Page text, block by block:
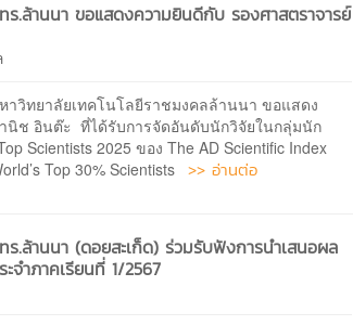
ร.ล้านนา ขอแสดงความยินดีกับ รองศาสตราจารย์
าวิทยาลัยเทคโนโลยีราชมงคลล้านนา ขอแสดง
นิช อินต๊ะ ที่ได้รับการจัดอันดับนักวิจัยในกลุ่มนัก
Scientists 2025 ของ The AD Scientific Index
Top 30% Scientists>> อ่านต่อ
ร.ล้านนา (ดอยสะเก็ด) ร่วมรับฟังการนำเสนอผล
จำภาคเรียนที่ 1/2567